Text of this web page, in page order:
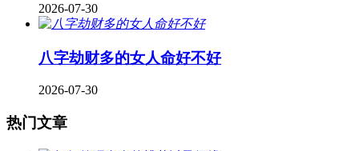
2026-07-30
八字劫财多的女人命好不好
2026-07-30
热门文章